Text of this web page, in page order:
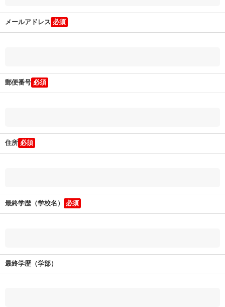
メールアドレス
郵便番号
住所
最終学歴（学校名）
最終学歴（学部）